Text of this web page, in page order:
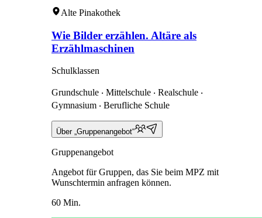
Alte Pinakothek
Wie Bilder erzählen. Altäre als
Erzählmaschinen
Schulklassen
Grundschule ‧ Mittelschule ‧ Realschule ‧
Gymnasium ‧ Berufliche Schule
Über „Gruppenangebot“
Gruppenangebot
Angebot für Gruppen, das Sie beim MPZ mit
Wunschtermin anfragen können.
60 Min.